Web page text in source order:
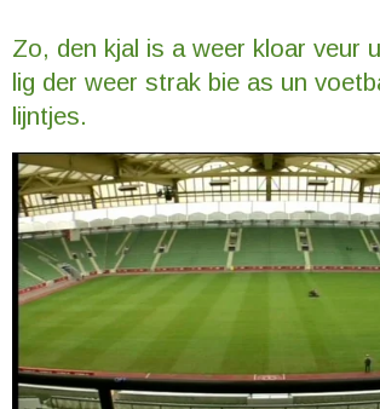
Zo, den kjal is a weer kloar veur
lig der weer strak bie as un
lijntjes.